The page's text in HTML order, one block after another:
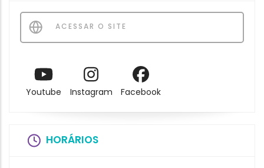
ACESSAR O SITE
Youtube Instagram Facebook
HORÁRIOS